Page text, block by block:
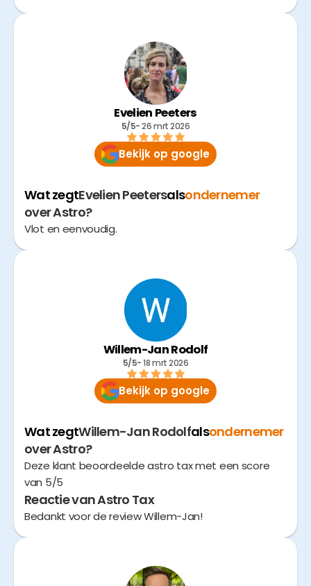
Evelien Peeters
5/5- 26 mrt 2026
Bekijk op google
Wat zegtEvelien Peetersalsondernemer
over Astro?
Vlot en eenvoudig.
Willem-Jan Rodolf
5/5- 18 mrt 2026
Bekijk op google
Wat zegtWillem-Jan Rodolfalsondernemer
over Astro?
Deze klant beoordeelde astro tax met een score
van 5/5
Reactie van Astro Tax
Bedankt voor de review Willem-Jan!